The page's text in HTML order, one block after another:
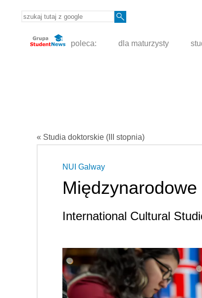
poleca: dla maturzysty
« Studia doktorskie (III stopnia)
NUI Galway
International Cultural